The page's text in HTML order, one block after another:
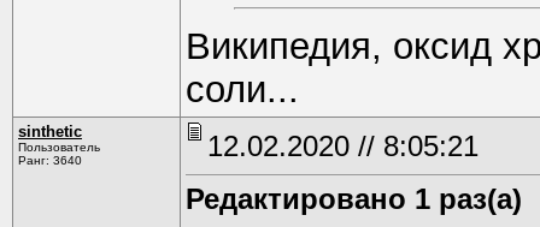
Википедия, оксид
соли...
sinthetic
Пользователь
Ранг: 3640
12.02.2020 // 8:05:21
Редактировано 1 раз(а)